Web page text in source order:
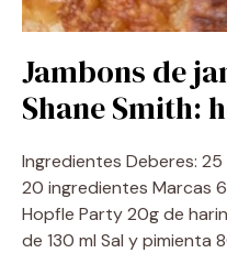
Jambons de
Shane Smith:
Ingredientes Deberes:
20 ingredientes Marcas
Hopfle Party 20g de
de 130 ml Sal y pimienta